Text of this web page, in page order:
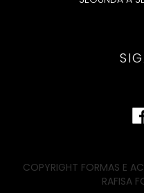
COPYRIGHT FORMAS E
RAFISA